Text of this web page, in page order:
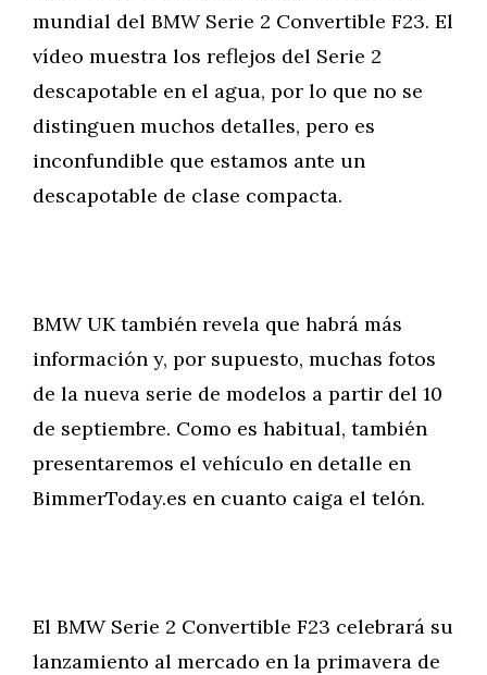
mundial del BMW Serie 2 Convertible F23. El
vídeo muestra los reflejos del Serie 2
descapotable en el agua, por lo que no se
distinguen muchos detalles, pero es
inconfundible que estamos ante un
descapotable de clase compacta.
BMW UK también revela que habrá más
información y, por supuesto, muchas fotos
de la nueva serie de modelos a partir del 10
de septiembre. Como es habitual, también
presentaremos el vehículo en detalle en
BimmerToday.es en cuanto caiga el telón.
El BMW Serie 2 Convertible F23 celebrará su
lanzamiento al mercado en la primavera de